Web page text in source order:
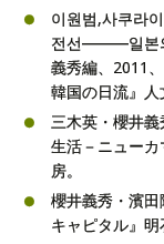
이원범,사쿠라
전선―――일본
義秀編、2011
韓国の日流』人
三木英・櫻井
生活－ニュー
房。
櫻井義秀・濱
キャピタル』明